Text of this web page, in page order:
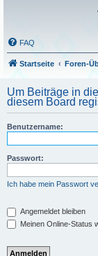
FAQ
Startseite Foren-
Um Beiträge in
diesem Board
Benutzername:
Passwort:
Ich habe mein Passwort
Angemeldet bleiben
Meinen Online-Status